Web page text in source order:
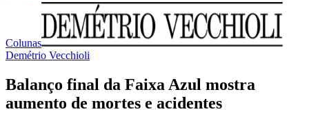
Colunas
Demétrio Vecchioli
Balanço final da Faixa Azul mostra
aumento de mortes e acidentes